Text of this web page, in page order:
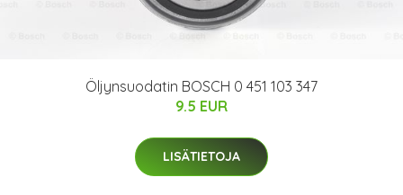
Öljynsuodatin BOSCH 0 451 103 347
9.5 EUR
LISÄTIETOJA